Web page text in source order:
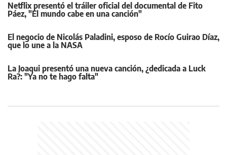
Netflix presentó el tráiler oficial del documental de Fito
Páez, "El mundo cabe en una canción"
El negocio de Nicolás Paladini, esposo de Rocío Guirao Díaz,
que lo une a la NASA
La Joaqui presentó una nueva canción, ¿dedicada a Luck
Ra?: "Ya no te hago falta"